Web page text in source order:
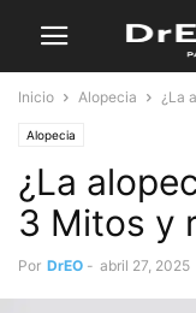
Inicio Alopecia ¿La
Alopecia
¿La
3 Mitos y
Por DrEO - abril 27, 2025